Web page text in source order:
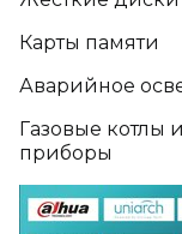
Карты памяти
Аварийное
Газовые котлы
приборы